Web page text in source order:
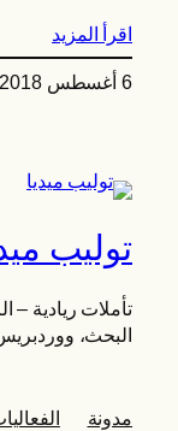
اقرأ المزيد
6 أغسطس 2018
توليب
تأملات ريادية –
البحث،
مدونة